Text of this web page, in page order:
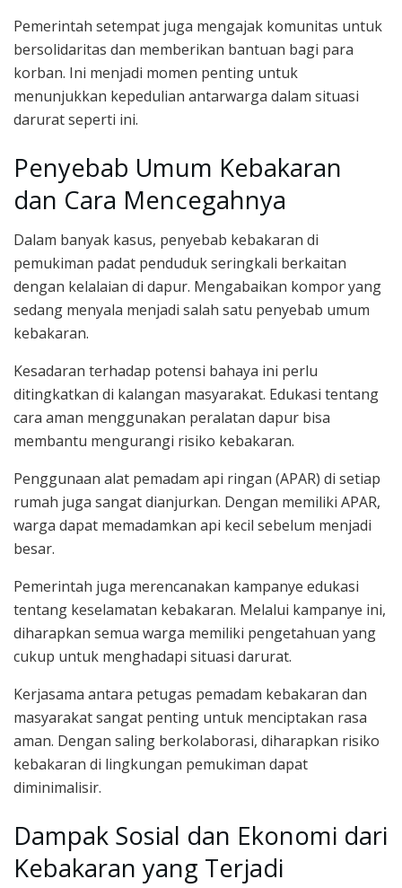
Pemerintah setempat juga mengajak komunitas untuk
bersolidaritas dan memberikan bantuan bagi para
korban. Ini menjadi momen penting untuk
menunjukkan kepedulian antarwarga dalam situasi
darurat seperti ini.
Penyebab Umum Kebakaran
dan Cara Mencegahnya
Dalam banyak kasus, penyebab kebakaran di
pemukiman padat penduduk seringkali berkaitan
dengan kelalaian di dapur. Mengabaikan kompor yang
sedang menyala menjadi salah satu penyebab umum
kebakaran.
Kesadaran terhadap potensi bahaya ini perlu
ditingkatkan di kalangan masyarakat. Edukasi tentang
cara aman menggunakan peralatan dapur bisa
membantu mengurangi risiko kebakaran.
Penggunaan alat pemadam api ringan (APAR) di setiap
rumah juga sangat dianjurkan. Dengan memiliki APAR,
warga dapat memadamkan api kecil sebelum menjadi
besar.
Pemerintah juga merencanakan kampanye edukasi
tentang keselamatan kebakaran. Melalui kampanye ini,
diharapkan semua warga memiliki pengetahuan yang
cukup untuk menghadapi situasi darurat.
Kerjasama antara petugas pemadam kebakaran dan
masyarakat sangat penting untuk menciptakan rasa
aman. Dengan saling berkolaborasi, diharapkan risiko
kebakaran di lingkungan pemukiman dapat
diminimalisir.
Dampak Sosial dan Ekonomi dari
Kebakaran yang Terjadi